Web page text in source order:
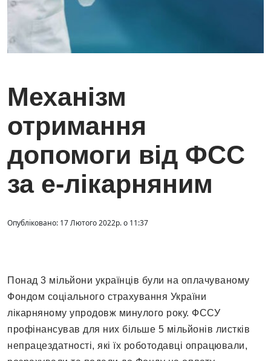
Механізм
отримання
допомоги від ФСС
за е-лікарняним
Опубліковано: 17 Лютого 2022р. о 11:37
Понад 3 мільйони українців були на оплачуваному
Фондом соціального страхування України
лікарняному упродовж минулого року. ФССУ
профінансував для них більше 5 мільйонів листків
непрацездатності, які їх роботодавці опрацювали,